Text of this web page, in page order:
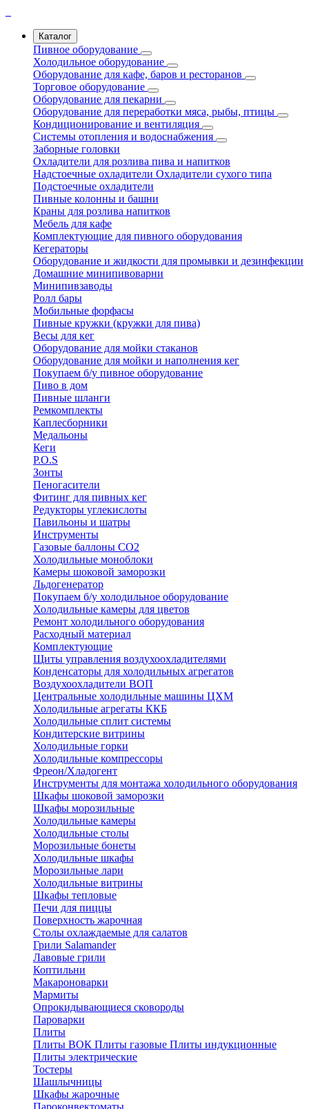
Каталог
Пивное оборудование
Холодильное оборудование
Оборудование для кафе, баров и ресторанов
Торговое оборудование
Оборудование для пекарни
Оборудование для переработки мяса, рыбы, птицы
Кондиционирование и вентиляция
Системы отопления и водоснабжения
Заборные головки
Охладители для розлива пива и напитков
Надстоечные охладители Охладители сухого типа
Подстоечные охладители
Пивные колонны и башни
Краны для розлива напитков
Мебель для кафе
Комплектующие для пивного оборудования
Кегераторы
Оборудование и жидкости для промывки и дезинфекции
Домашние минипивоварни
Минипивзаводы
Ролл бары
Мобильные форфасы
Пивные кружки (кружки для пива)
Весы для кег
Оборудование для мойки стаканов
Оборудование для мойки и наполнения кег
Покупаем б/у пивное оборудование
Пиво в дом
Пивные шланги
Ремкомплекты
Каплесборники
Медальоны
Кеги
P.O.S
Зонты
Пеногасители
Фитинг для пивных кег
Редукторы углекислоты
Павильоны и шатры
Инструменты
Газовые баллоны CO2
Холодильные моноблоки
Камеры шоковой заморозки
Льдогенератор
Покупаем б/у холодильное оборудование
Холодильные камеры для цветов
Ремонт холодильного оборудования
Расходный материал
Комплектующие
Щиты управления воздухоохладителями
Конденсаторы для холодильных агрегатов
Воздухоохладители ВОП
Центральные холодильные машины ЦХМ
Холодильные агрегаты ККБ
Холодильные cплит системы
Кондитерские витрины
Холодильные горки
Холодильные компрессоры
Фреон/Хладогент
Инструменты для монтажа холодильного оборудования
Шкафы шоковой заморозки
Шкафы морозильные
Холодильные камеры
Холодильные столы
Морозильные бонеты
Холодильные шкафы
Морозильные лари
Холодильные витрины
Шкафы тепловые
Печи для пиццы
Поверхность жарочная
Столы охлаждаемые для салатов
Грили Salamander
Лавовые грили
Коптильни
Макароноварки
Мармиты
Опрокидывающиеся сковороды
Пароварки
Плиты
Плиты ВОК Плиты газовые Плиты индукционные
Плиты электричеcкие
Тостеры
Шашлычницы
Шкафы жарочные
Пароконвектоматы